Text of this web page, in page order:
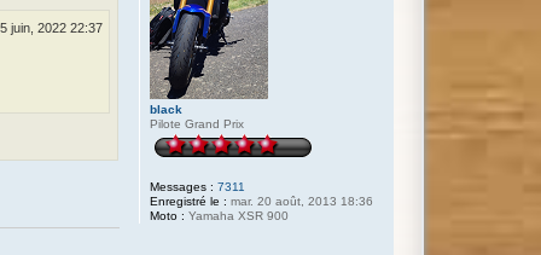
black
Pilote Grand Prix
Messages : 7311
Enregistré le : mar. 20 août, 2013 18:36
Moto : Yamaha XSR 900
juin, 2022 22:37